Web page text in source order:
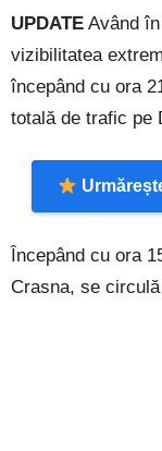
UPDATE Având
vizibilitatea
începând cu ora
totală de trafic pe
Începând cu ora
Crasna, se